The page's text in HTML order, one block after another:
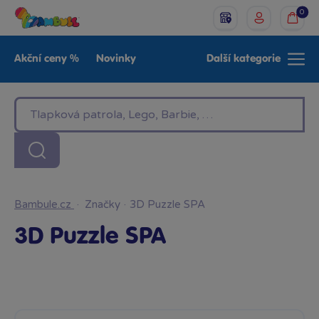
0
Akční ceny % Novinky
LEGO®
Baby Značky
Další kategorie
Bambule.cz · Značky · 3D Puzzle SPA
3D Puzzle SPA